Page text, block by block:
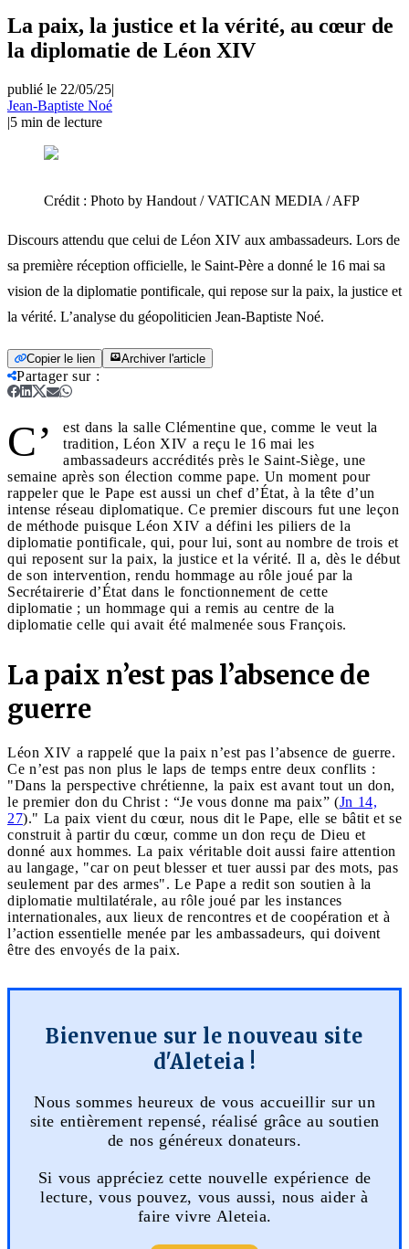
La paix, la justice et la vérité, au cœur de
la diplomatie de Léon XIV
publié le 22/05/25|
Jean-Baptiste Noé
|5 min de lecture
Crédit : Photo by Handout / VATICAN MEDIA / AFP
Discours attendu que celui de Léon XIV aux ambassadeurs. Lors de
sa première réception officielle, le Saint-Père a donné le 16 mai sa
vision de la diplomatie pontificale, qui repose sur la paix, la justice et
la vérité. L’analyse du géopoliticien Jean-Baptiste Noé.
Copier le lien Archiver l'article
Partager sur:
C’
est dans la salle Clémentine que, comme le veut la
tradition, Léon XIV a reçu le 16 mai les
ambassadeurs accrédités près le Saint-Siège, une
semaine après son élection comme pape. Un moment pour
rappeler que le Pape est aussi un chef d’État, à la tête d’un
intense réseau diplomatique. Ce premier discours fut une leçon
de méthode puisque Léon XIV a défini les piliers de la
diplomatie pontificale, qui, pour lui, sont au nombre de trois et
qui reposent sur la paix, la justice et la vérité. Il a, dès le début
de son intervention, rendu hommage au rôle joué par la
Secrétairerie d’État dans le fonctionnement de cette
diplomatie ; un hommage qui a remis au centre de la
diplomatie celle qui avait été malmenée sous François.
La paix n’est pas l’absence de
guerre
Léon XIV a rappelé que la paix n’est pas l’absence de guerre.
Ce n’est pas non plus le laps de temps entre deux conflits :
"Dans la perspective chrétienne, la paix est avant tout un don,
le premier don du Christ : “Je vous donne ma paix” (Jn 14,
27)." La paix vient du cœur, nous dit le Pape, elle se bâtit et se
construit à partir du cœur, comme un don reçu de Dieu et
donné aux hommes. La paix véritable doit aussi faire attention
au langage, "car on peut blesser et tuer aussi par des mots, pas
seulement par des armes". Le Pape a redit son soutien à la
diplomatie multilatérale, au rôle joué par les instances
internationales, aux lieux de rencontres et de coopération et à
l’action essentielle menée par les ambassadeurs, qui doivent
être des envoyés de la paix.
Bienvenue sur le nouveau site
d'Aleteia !
Nous sommes heureux de vous accueillir sur un
site entièrement repensé, réalisé grâce au soutien
de nos généreux donateurs.
Si vous appréciez cette nouvelle expérience de
lecture, vous pouvez, vous aussi, nous aider à
faire vivre Aleteia.